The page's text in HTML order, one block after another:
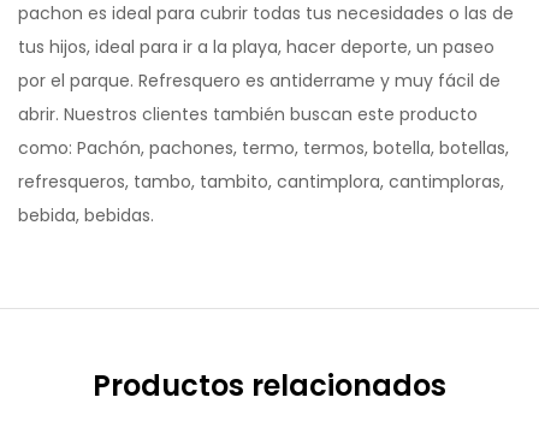
pachon es ideal para cubrir todas tus necesidades o las de
tus hijos, ideal para ir a la playa, hacer deporte, un paseo
por el parque. Refresquero es antiderrame y muy fácil de
abrir. Nuestros clientes también buscan este producto
como: Pachón, pachones, termo, termos, botella, botellas,
refresqueros, tambo, tambito, cantimplora, cantimploras,
bebida, bebidas.
Productos relacionados